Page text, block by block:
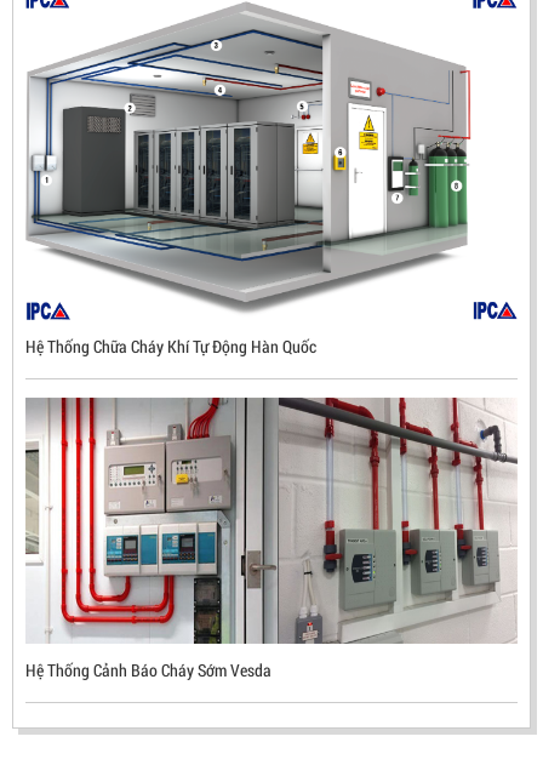
ĐẦU BÁO LỬA CHỐNG NỔ UV/IR- UX300 –
MEKASENTRON KOREA
Mã sản phẩm: UX300
Hệ Thống Chữa Cháy Khí Tự Động Hàn Quốc
Hệ Thống Cảnh Báo Cháy Sớm Vesda